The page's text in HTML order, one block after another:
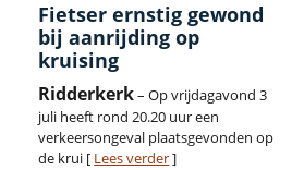
Fietser ernstig gewond
bij aanrijding op
kruising
Ridderkerk– Op vrijdagavond 3
juli heeft rond 20.20 uur een
verkeersongeval plaatsgevonden op
de krui [ Lees verder]